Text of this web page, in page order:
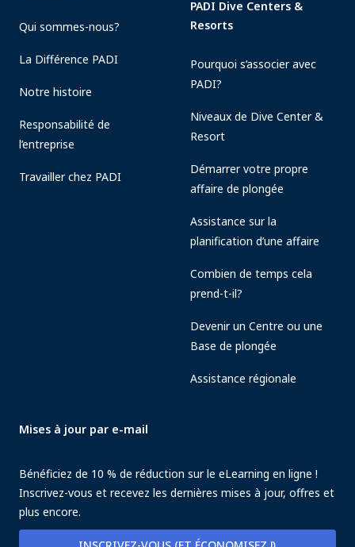
Qui sommes-nous?
La Différence PADI
Notre histoire
Responsabilité de
l’entreprise
Travailler chez PADI
PADI Dive Centers &
Resorts
Pourquoi s’associer avec
PADI?
Niveaux de Dive Center &
Resort
Démarrer votre propre
affaire de plongée
Assistance sur la
planification d’une affaire
Combien de temps cela
prend-t-il?
Devenir un Centre ou une
Base de plongée
Assistance régionale
Mises à jour par e-mail
Bénéficiez de 10 % de réduction sur le eLearning en ligne !
Inscrivez-vous et recevez les dernières mises à jour, offres et
plus encore.